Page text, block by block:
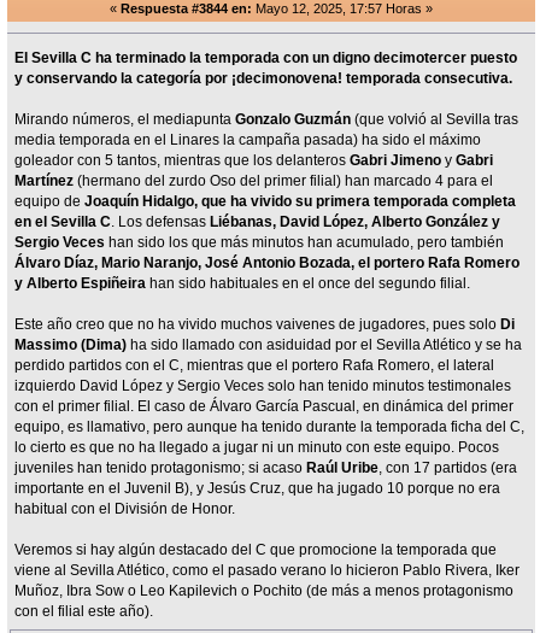
« Respuesta #3844 en: Mayo 12, 2025, 17:57 Horas »
El Sevilla C ha terminado la temporada con un digno decimotercer puesto
y conservando la categoría por ¡decimonovena! temporada consecutiva.
Mirando números, el mediapuntaGonzalo Guzmán (que volvió al Sevilla tras
media temporada en el Linares la campaña pasada) ha sido el máximo
goleador con 5 tantos, mientras que los delanterosGabri Jimeno yGabri
Martínez (hermano del zurdo Oso del primer filial) han marcado 4 para el
equipo de Joaquín Hidalgo, que ha vivido su primera temporada completa
en el Sevilla C. Los defensas Liébanas, David López, Alberto González y
Sergio Veces han sido los que más minutos han acumulado, pero también
Álvaro Díaz, Mario Naranjo, José Antonio Bozada, el portero Rafa Romero
y Alberto Espiñeira han sido habituales en el once del segundo filial.
Este año creo que no ha vivido muchos vaivenes de jugadores, pues solo Di
Massimo (Dima) ha sido llamado con asiduidad por el Sevilla Atlético y se ha
perdido partidos con el C, mientras que el portero Rafa Romero, el lateral
izquierdo David López y Sergio Veces solo han tenido minutos testimonales
con el primer filial. El caso de Álvaro García Pascual, en dinámica del primer
equipo, es llamativo, pero aunque ha tenido durante la temporada ficha del C,
lo cierto es que no ha llegado a jugar ni un minuto con este equipo. Pocos
juveniles han tenido protagonismo; si acaso Raúl Uribe, con 17 partidos (era
importante en el Juvenil B), y Jesús Cruz, que ha jugado 10 porque no era
habitual con el División de Honor.
Veremos si hay algún destacado del C que promocione la temporada que
viene al Sevilla Atlético, como el pasado verano lo hicieron Pablo Rivera, Iker
Muñoz, Ibra Sow o Leo Kapilevich o Pochito (de más a menos protagonismo
con el filial este año).